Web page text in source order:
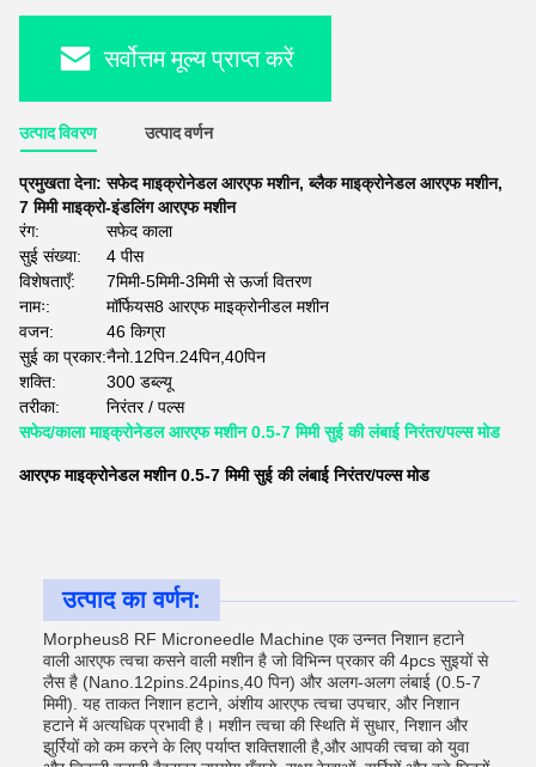
सर्वोत्तम मूल्य प्राप्त करें
उत्पाद विवरण उत्पाद वर्णन
प्रमुखता देना:सफेद माइक्रोनेडल आरएफ मशीन,ब्लैक माइक्रोनेडल आरएफ मशीन,
7 मिमी माइक्रो-इंडलिंग आरएफ मशीन
रंग:
सफेद काला
सुई संख्या:
4 पीस
विशेषताएँ:
7मिमी-5मिमी-3मिमी से ऊर्जा वितरण
नामः:
मॉर्फियस8 आरएफ माइक्रोनीडल मशीन
वजन:
46 किग्रा
सुई का प्रकार:नैनो.12पिन.24पिन,40पिन
शक्ति:
300 डब्ल्यू
तरीका:
निरंतर / पल्स
सफेद/काला माइक्रोनेडल आरएफ मशीन 0.5-7 मिमी सुई की लंबाई निरंतर/पल्स मोड
आरएफ माइक्रोनेडल मशीन 0.5-7 मिमी सुई की लंबाई निरंतर/पल्स मोड
उत्पाद का वर्णन:
Morpheus8 RF Microneedle Machine एक उन्नत निशान हटाने
वाली आरएफ त्वचा कसने वाली मशीन है जो विभिन्न प्रकार की 4pcs सुइयों से
लैस है (Nano.12pins.24pins,40 पिन) और अलग-अलग लंबाई (0.5-7
मिमी). यह ताकत निशान हटाने, अंशीय आरएफ त्वचा उपचार, और निशान
हटाने में अत्यधिक प्रभावी है। मशीन त्वचा की स्थिति में सुधार, निशान और
झुर्रियों को कम करने के लिए पर्याप्त शक्तिशाली है,और आपकी त्वचा को युवा